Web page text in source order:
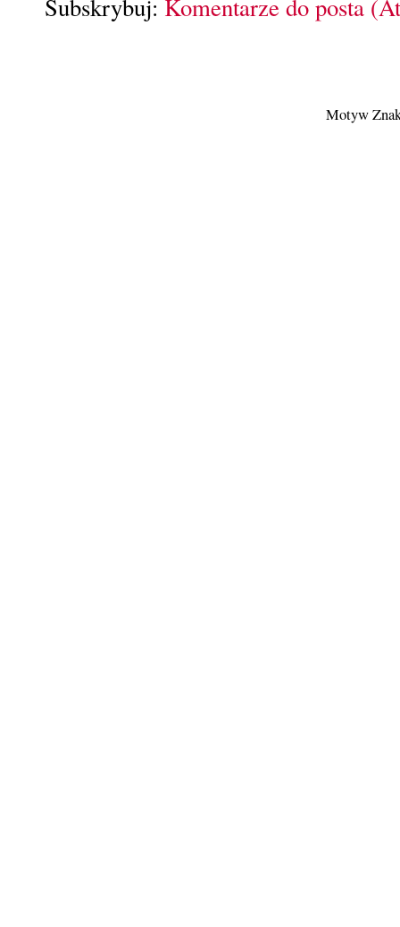
Subskrybuj: Komentarze do posta
Motyw